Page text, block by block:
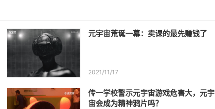
元宇宙荒诞一幕：卖课的最先赚钱了
2021/11/17
传一学校警示元宇宙游戏危害大，元宇
宙会成为精神鸦片吗？